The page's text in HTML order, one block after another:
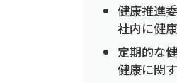
健康推進
社内に健
定期的な
健康に関